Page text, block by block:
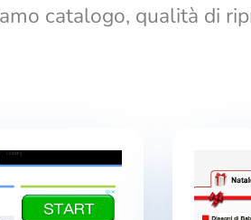
catalogo, qualità di